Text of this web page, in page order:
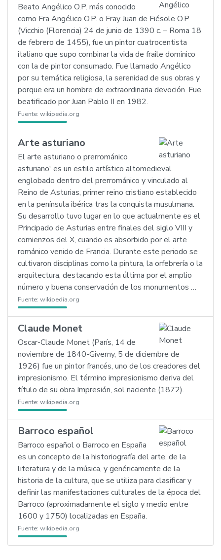
Beato Angélico O.P. más conocido
como Fra Angélico O.P. o Fray Juan de Fiésole O.P
(Vicchio (Florencia) 24 de junio de 1390 c. – Roma 18
de febrero de 1455), fue un pintor cuatrocentista
italiano que supo combinar la vida de fraile dominico
con la de pintor consumado. Fue llamado Angélico
por su temática religiosa, la serenidad de sus obras y
porque era un hombre de extraordinaria devoción. Fue
beatificado por Juan Pablo II en 1982.
Fuente: wikipedia.org
Arte asturiano
El arte asturiano o prerrománico
asturiano' es un estilo artístico altomedieval
englobado dentro del prerrománico y vinculado al
Reino de Asturias, primer reino cristiano establecido
en la península ibérica tras la conquista musulmana.
Su desarrollo tuvo lugar en lo que actualmente es el
Principado de Asturias entre finales del siglo VIII y
comienzos del X, cuando es absorbido por el arte
románico venido de Francia. Durante este periodo se
cultivaron disciplinas como la pintura, la orfebrería o la
arquitectura, destacando esta última por el amplio
número y buena conservación de los monumentos …
Fuente: wikipedia.org
Claude Monet
Oscar-Claude Monet (París, 14 de
noviembre de 1840-Giverny, 5 de diciembre de
1926) fue un pintor francés, uno de los creadores del
impresionismo. El término impresionismo deriva del
título de su obra Impresión, sol naciente (1872).
Fuente: wikipedia.org
Barroco español
Barroco español o Barroco en España
es un concepto de la historiografía del arte, de la
literatura y de la música, y genéricamente de la
historia de la cultura, que se utiliza para clasificar y
definir las manifestaciones culturales de la época del
Barroco (aproximadamente el siglo y medio entre
1600 y 1750) localizadas en España.
Fuente: wikipedia.org